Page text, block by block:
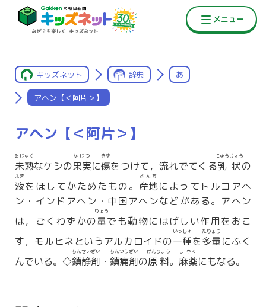
キッズネット 辞典 あ
アヘン【＜阿片＞】
アヘン【＜阿片＞】
未熟
みじゅく
なケシの果実
かじつ
に傷
きず
をつけて，流れでてくる乳状
にゅうじょう
の
液
えき
をほしてかためたもの。 産地
さんち
によってトルコアヘ
ン・インドアヘン・中国アヘンなどがある。アヘン
は，ごくわずかの量
りょう
でも動物にはげしい作用をおこ
す，モルヒネというアルカロイドの一種
いっしゅ
を多量
たりょう
にふく
んでいる。◇鎮静剤
ちんせいざい
・ 鎮痛剤
ちんつうざい
の原料
げんりょう
。 麻薬
まやく
にもなる。